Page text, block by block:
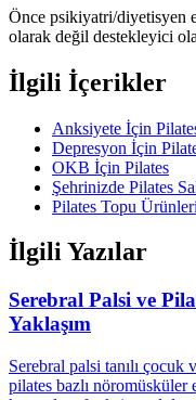
Önce psikiyatri/diyetisyen
olarak değil destekleyici
İlgili İçerikler
Anksiyete İçin
Depresyon İçin
OKB İçin Pilates
Şehrinizde Pilates
Pilates Topu Ürünleri
İlgili Yazılar
Serebral Palsi ve
Yaklaşım
Serebral palsi tanılı
pilates bazlı nöromüsküler